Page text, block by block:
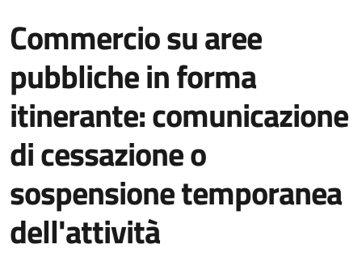
Commercio su aree
pubbliche in forma
itinerante: comunicazione
di cessazione o
sospensione temporanea
dell'attività